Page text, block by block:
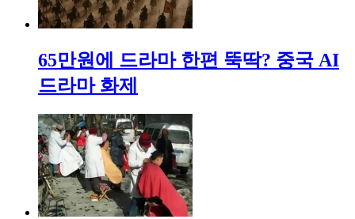
65만원에 드라마 한편 뚝딱? 중국 AI
드라마 화제